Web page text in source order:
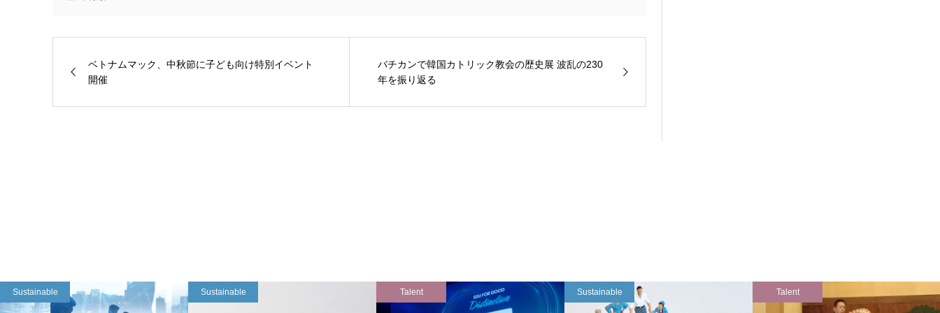
ベトナムマック、中秋節に子ども向け特別イベント
開催
バチカンで韓国カトリック教会の歴史展 波乱の230
年を振り返る
Sustainable Sustainable Talent Sustainable Talent